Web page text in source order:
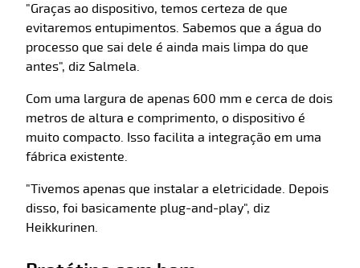
"Graças ao dispositivo, temos certeza de que
evitaremos entupimentos. Sabemos que a água do
processo que sai dele é ainda mais limpa do que
antes", diz Salmela.
Com uma largura de apenas 600 mm e cerca de dois
metros de altura e comprimento, o dispositivo é
muito compacto. Isso facilita a integração em uma
fábrica existente.
"Tivemos apenas que instalar a eletricidade. Depois
disso, foi basicamente plug-and-play", diz
Heikkurinen.